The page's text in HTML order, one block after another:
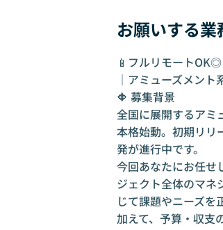
お願いする業
📱フルリモートOK◎
｜アミューズメン
🔶 募集背景
全国に展開するアミ
本格始動。初期リリ
発が進行中です。
今回あなたにお任せ
ジェクト全体のマネ
じて課題やニーズを
加えて、予算・収支